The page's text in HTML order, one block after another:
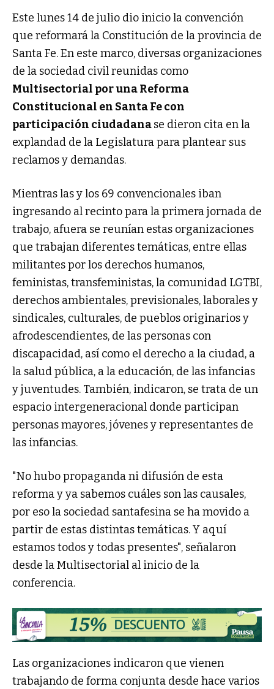
Este lunes 14 de julio dio inicio la convención
que reformará la Constitución de la provincia de
Santa Fe. En este marco, diversas organizaciones
de la sociedad civil reunidas como
Multisectorial por una Reforma
Constitucional en Santa Fe con
participación ciudadanase dieron cita en la
explandad de la Legislatura para plantear sus
reclamos y demandas.
Mientras las y los 69 convencionales iban
ingresando al recinto para la primera jornada de
trabajo, afuera se reunían estas organizaciones
que trabajan diferentes temáticas, entre ellas
militantes por los derechos humanos,
feministas, transfeministas, la comunidad LGTBI,
derechos ambientales, previsionales, laborales y
sindicales, culturales, de pueblos originarios y
afrodescendientes, de las personas con
discapacidad, así como el derecho a la ciudad, a
la salud pública, a la educación, de las infancias
y juventudes. También, indicaron, se trata de un
espacio intergeneracional donde participan
personas mayores, jóvenes y representantes de
las infancias.
"No hubo propaganda ni difusión de esta
reforma y ya sabemos cuáles son las causales,
por eso la sociedad santafesina se ha movido a
partir de estas distintas temáticas. Y aquí
estamos todos y todas presentes", señalaron
desde la Multisectorial al inicio de la
conferencia.
Las organizaciones indicaron que vienen
trabajando de forma conjunta desde hace varios